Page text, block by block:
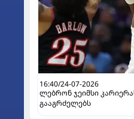
16:40/24-07-2026
ლებრონ ჯეიმსი
გააგრძელებს